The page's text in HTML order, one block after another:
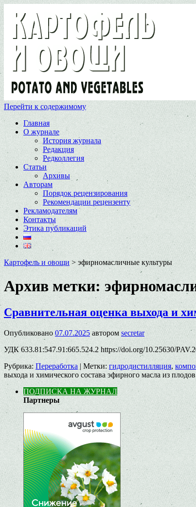
Перейти к содержимому
Главная
О журнале
История журнала
Редакция
Редколлегия
Статьи
Архивы
Авторам
Порядок рецензирования
Рекомендации рецензенту
Рекламодателям
Контакты
Этика публикаций
Картофель и овощи > эфирномасличные культуры
Архив метки:
Сравнительная оценка выхода и
Опубликовано 07.07.2025 автором secretar
УДК 633.81:547.91:665.524.2 https://doi.org/10.25630/
Рубрика: Переработка | Метки: гидродистилляция,
выхода и химического состава эфирного масла из
ПОДПИСКА НА ЖУРНАЛ
Партнеры